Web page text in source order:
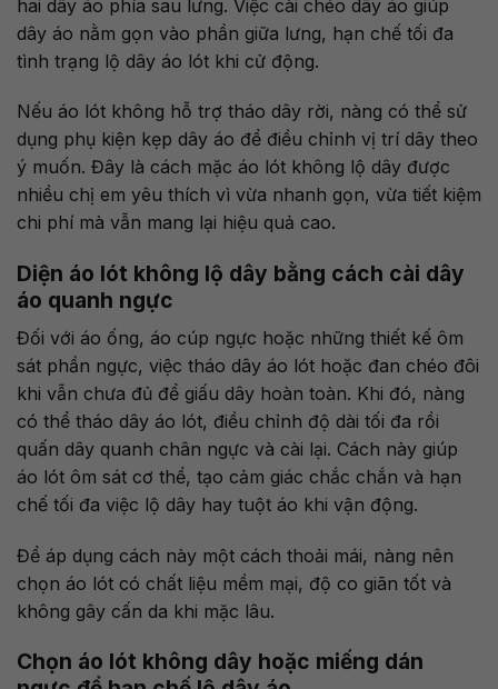
hai dây áo phía sau lưng. Việc cài chéo dây áo giúp
dây áo nằm gọn vào phần giữa lưng, hạn chế tối đa
tình trạng lộ dây áo lót khi cử động.
Nếu áo lót không hỗ trợ tháo dây rời, nàng có thể sử
dụng phụ kiện kẹp dây áo để điều chỉnh vị trí dây theo
ý muốn. Đây là cách mặc áo lót không lộ dây được
nhiều chị em yêu thích vì vừa nhanh gọn, vừa tiết kiệm
chi phí mà vẫn mang lại hiệu quả cao.
Diện áo lót không lộ dây bằng cách cài dây
áo quanh ngực
Đối với áo ống, áo cúp ngực hoặc những thiết kế ôm
sát phần ngực, việc tháo dây áo lót hoặc đan chéo đôi
khi vẫn chưa đủ để giấu dây hoàn toàn. Khi đó, nàng
có thể tháo dây áo lót, điều chỉnh độ dài tối đa rồi
quấn dây quanh chân ngực và cài lại. Cách này giúp
áo lót ôm sát cơ thể, tạo cảm giác chắc chắn và hạn
chế tối đa việc lộ dây hay tuột áo khi vận động.
Để áp dụng cách này một cách thoải mái, nàng nên
chọn áo lót có chất liệu mềm mại, độ co giãn tốt và
không gây cấn da khi mặc lâu.
Chọn áo lót không dây hoặc miếng dán